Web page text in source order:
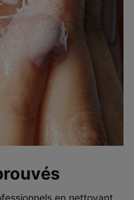
en nettoyant